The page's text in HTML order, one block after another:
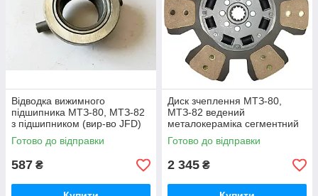
Відводка вижимного
підшипника МТЗ-80, МТЗ-82
з підшипником (вир-во JFD)
підшипник вижимний МТЗ 50-
1601180 / 986714КС17
Готово до відправки
587 ₴
Диск зчеплення МТЗ-80,
МТЗ-82 ведений
металокераміка сегментний
гумовий демпфер (ТМ JFD)
85-1601130-А / 85-1601130
Готово до відправки
2 345 ₴